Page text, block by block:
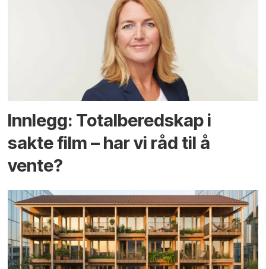
Innlegg: Totalberedskap i
sakte film – har vi råd til å
vente?